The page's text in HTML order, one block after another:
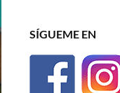
SÍGUEME EN